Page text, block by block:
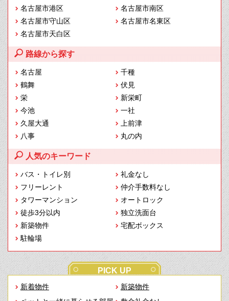
名古屋市港区
名古屋市南区
名古屋市守山区
名古屋市名東区
名古屋市天白区
路線から探す
名古屋
千種
鶴舞
伏見
栄
新栄町
今池
一社
久屋大通
上前津
八事
丸の内
人気のキーワード
バス・トイレ別
礼金なし
フリーレント
仲介手数料なし
タワーマンション
オートロック
徒歩3分以内
独立洗面台
新築物件
宅配ボックス
駐輪場
PICK UP
新着物件
新築物件